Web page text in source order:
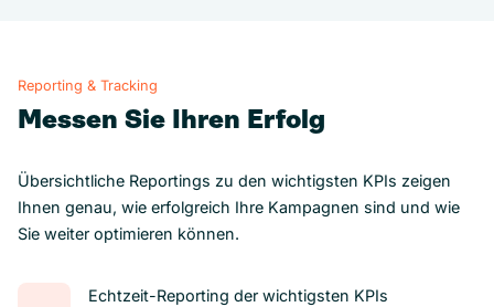
Reporting & Tracking
Messen Sie Ihren Erfolg
Übersichtliche Reportings zu den wichtigsten KPIs zeigen
Ihnen genau, wie erfolgreich Ihre Kampagnen sind und wie
Sie weiter optimieren können.
Echtzeit-Reporting der wichtigsten KPIs